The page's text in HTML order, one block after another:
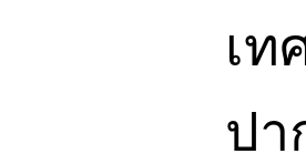
เท
ปา